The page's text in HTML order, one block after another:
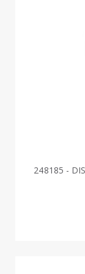
248185 -